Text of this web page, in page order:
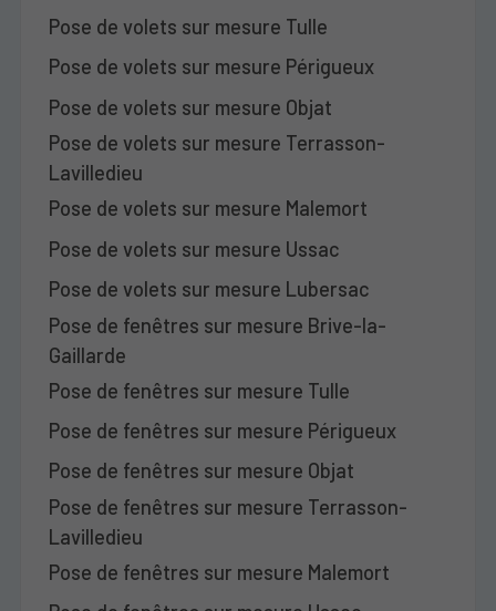
Pose de volets sur mesure Tulle
Pose de volets sur mesure Périgueux
Pose de volets sur mesure Objat
Pose de volets sur mesure Terrasson-
Lavilledieu
Pose de volets sur mesure Malemort
Pose de volets sur mesure Ussac
Pose de volets sur mesure Lubersac
Pose de fenêtres sur mesure Brive-la-
Gaillarde
Pose de fenêtres sur mesure Tulle
Pose de fenêtres sur mesure Périgueux
Pose de fenêtres sur mesure Objat
Pose de fenêtres sur mesure Terrasson-
Lavilledieu
Pose de fenêtres sur mesure Malemort